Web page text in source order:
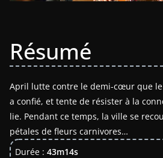
Résumé
April lutte contre le demi-cœur que
a confié, et tente de résister à la
lie. Pendant ce temps, la ville se
pétales de fleurs carnivores…
Durée : 43m14s